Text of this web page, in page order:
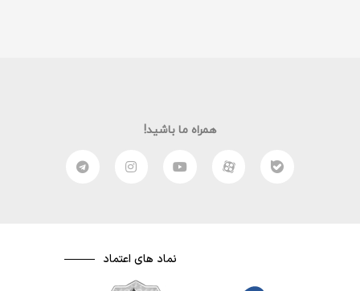
همراه ما باشید!
نماد های اعتماد